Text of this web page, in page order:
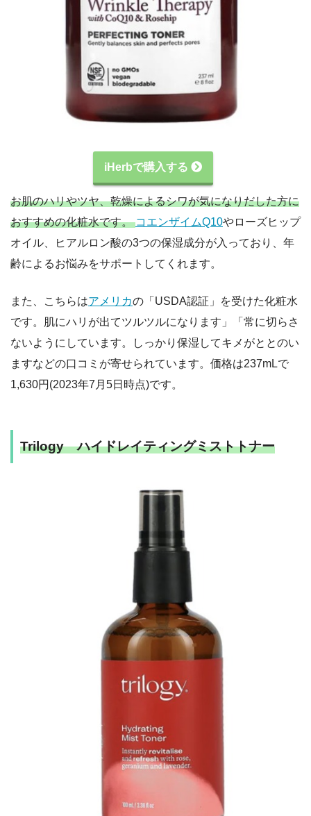
iHerbで購入する
お肌のハリやツヤ、乾燥によるシワが気になりだした方に
おすすめの化粧水です。コエンザイムQ10やローズヒップ
オイル、ヒアルロン酸の3つの保湿成分が入っており、年
齢によるお悩みをサポートしてくれます。
また、こちらはアメリカの「USDA認証」を受けた化粧水
です。肌にハリが出てツルツルになります」「常に切らさ
ないようにしています。しっかり保湿してキメがととのい
ますなどの口コミが寄せられています。価格は237mLで
1,630円(2023年7月5日時点)です。
Trilogy ハイドレイティングミストトナー